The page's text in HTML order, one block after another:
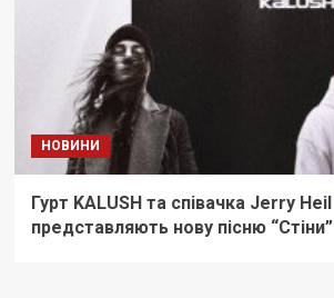
НОВИНИ
Гурт KALUSH та співачка Jerry Heil
представляють нову пісню “Стіни”